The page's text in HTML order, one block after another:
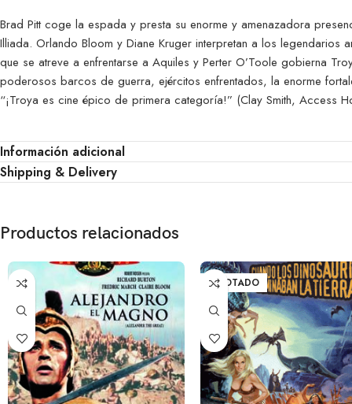
Brad Pitt coge la espada y presta su enorme y amenazadora
Illiada. Orlando Bloom y Diane Kruger interpretan a los
que se atreve a enfrentarse a Aquiles y Perter O’Toole gobierna
poderosos barcos de guerra, ejércitos enfrentados, la enorme
“¡Troya es cine épico de primera categoría!” (Clay Smith, Access
Información adicional
Shipping & Delivery
Productos relacionados
AGOTADO